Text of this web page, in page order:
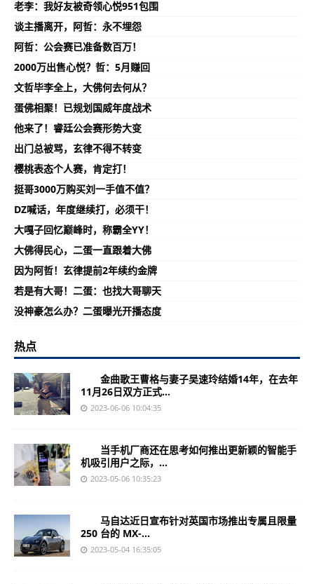
老李：我好友被奇领心悦951包围
谈主播离开，阿哲：永不埋怨
阿哲：公会赛已准备数百万！
2000万出售心悦？哲：5月赚回
文哲毕李全上，大佛何去何从？
蛋佛相聚！已规划国威年度战术
他来了！睿廷公会赛形势大变
出门总被骂，玄律不得不转变
樱桃表态个人赛，肯定打！
挺哥3000万购买刘一手值不值？
DZ喊话，年度继续打，必须干！
大嘎子回忆巅峰时，称霸全YY！
大佛得民心，二蛋一直跟着大佛
因为阿哲！玄律提前2年续约金牌
若是有大哥！二蛋：也找大哥聊天
没神豪怎么办？二蛋曝光开播态度
热点
金曲歌王曹格与妻子吴速玲结婚14年，在去年
11月26日双方正式...
2023-06-06 10:04:35
当手机厂商还在思考如何推出更新颖的智能手
机吸引用户之际，...
2023-05-06 10:35:23
马自达近日宣布针对英国市场推出专属且限量
250 台的 MX-...
2023-05-04 16:35:05